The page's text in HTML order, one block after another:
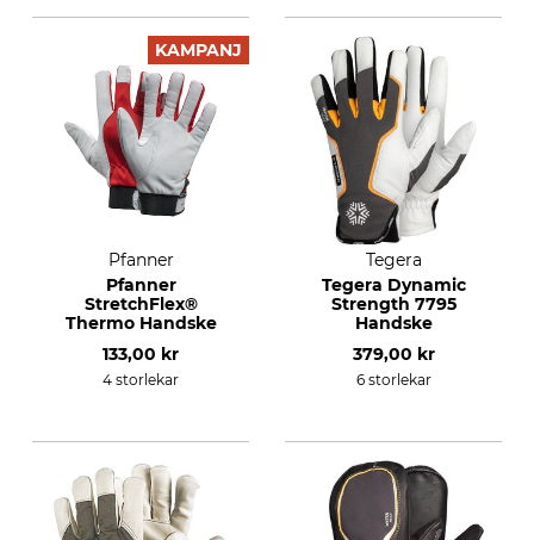
KAMPANJ
Pfanner
Pfanner
StretchFlex®
Thermo Handske
133,00 kr
4 storlekar
Tegera
Tegera Dynamic
Strength 7795
Handske
379,00 kr
6 storlekar